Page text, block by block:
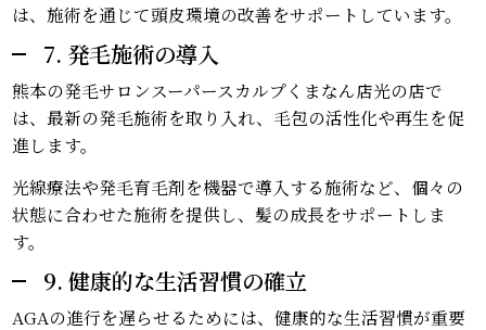
は、施術を通じて頭皮環境の改善をサポートしています。
7. 発毛施術の導入
熊本の発毛サロンスーパースカルプくまなん店光の店で
は、最新の発毛施術を取り入れ、毛包の活性化や再生を促
進します。
光線療法や発毛育毛剤を機器で導入する施術など、個々の
状態に合わせた施術を提供し、髪の成長をサポートしま
す。
9. 健康的な生活習慣の確立
AGAの進行を遅らせるためには、健康的な生活習慣が重要